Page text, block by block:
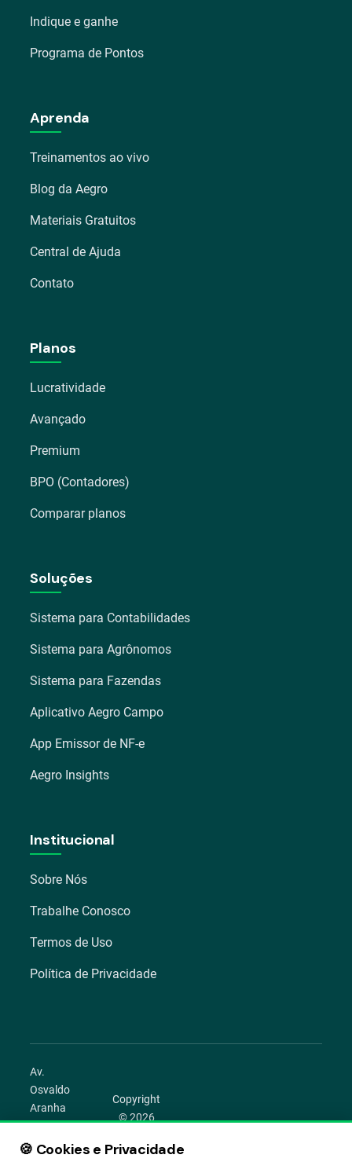
Indique e ganhe
Programa de Pontos
Aprenda
Treinamentos ao vivo
Blog da Aegro
Materiais Gratuitos
Central de Ajuda
Contato
Planos
Lucratividade
Avançado
Premium
BPO (Contadores)
Comparar planos
Soluções
Sistema para Contabilidades
Sistema para Agrônomos
Sistema para Fazendas
Aplicativo Aegro Campo
App Emissor de NF-e
Aegro Insights
Institucional
Sobre Nós
Trabalhe Conosco
Termos de Uso
Política de Privacidade
Av.
Osvaldo
Aranha
1022 –
Bom
Copyright
© 2026
Todos os
🍪 Cookies e Privacidade